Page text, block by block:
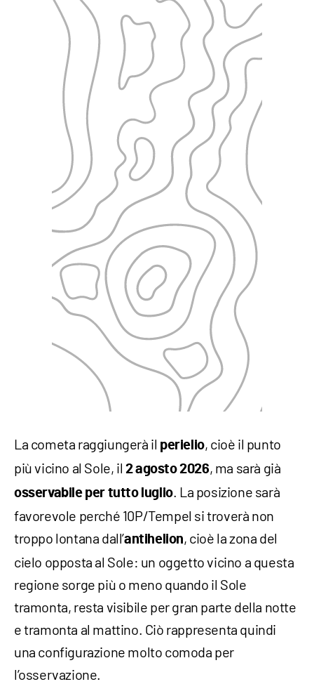
La cometa raggiungerà il perielio, cioè il punto
più vicino al Sole, il 2 agosto 2026, ma sarà già
osservabile per tutto luglio. La posizione sarà
favorevole perché 10P/Tempel si troverà non
troppo lontana dall’antihelion, cioè la zona del
cielo opposta al Sole: un oggetto vicino a questa
regione sorge più o meno quando il Sole
tramonta, resta visibile per gran parte della notte
e tramonta al mattino. Ciò rappresenta quindi
una configurazione molto comoda per
l’osservazione.